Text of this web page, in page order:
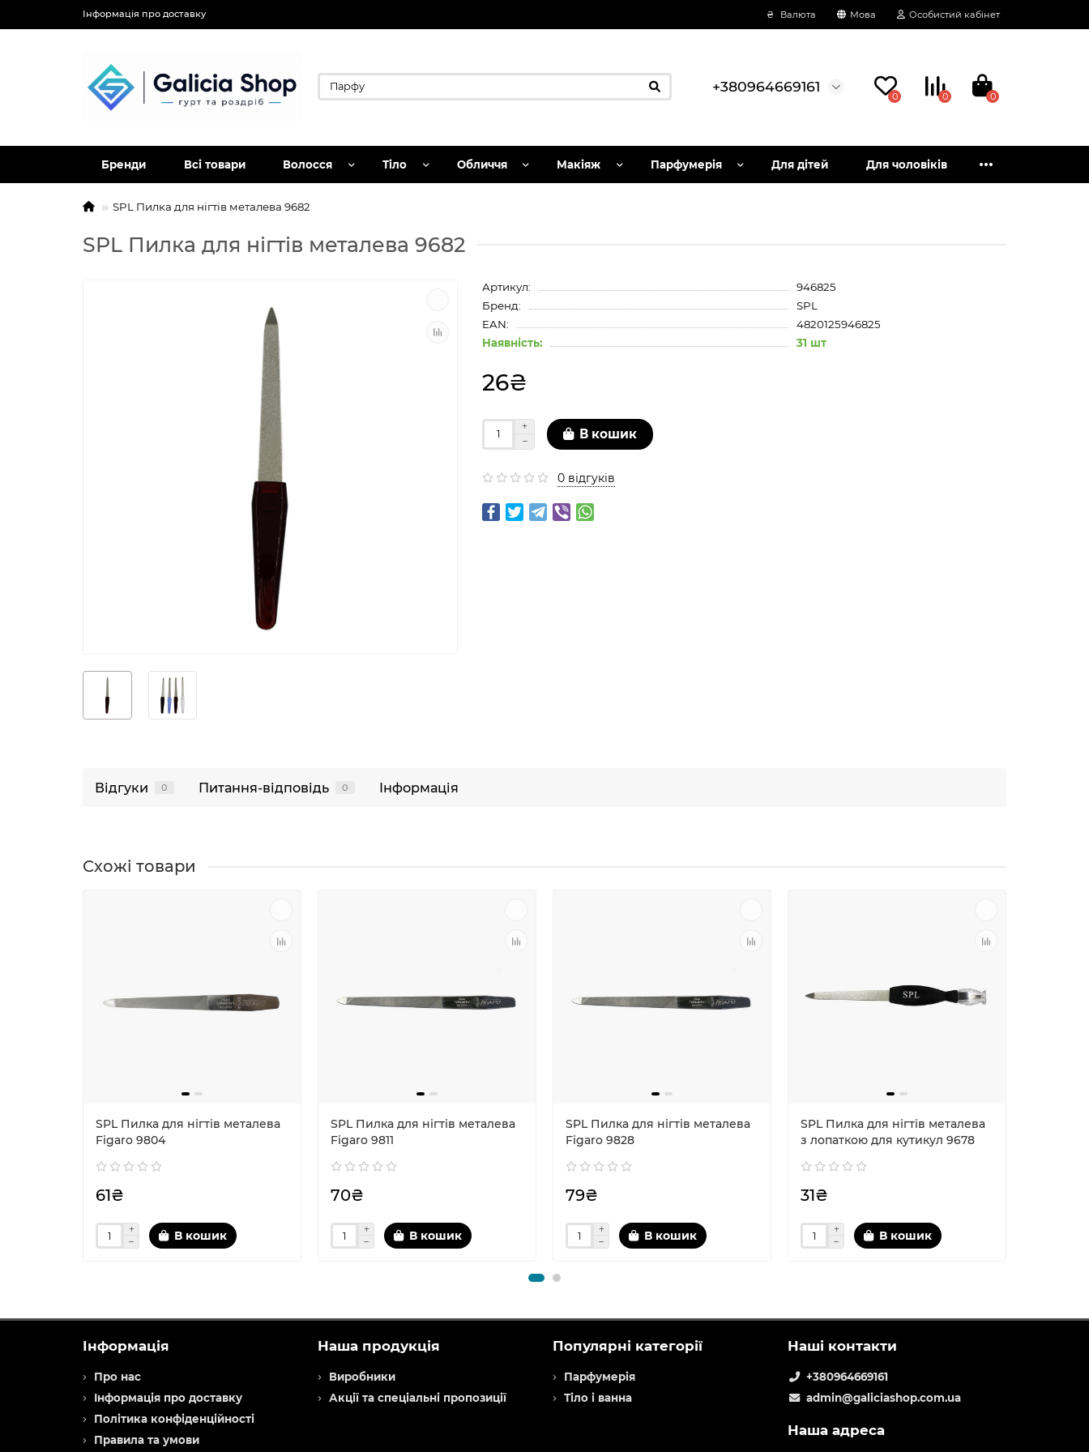
Інформація про доставку ₴ Валюта Мова Особистий кабінет
+380964669161
0 0 0
Бренди Всі товари Волосся Тіло Обличчя Макіяж Парфумерія Для дітей Для чоловіків
SPL Пилка для нігтів металева 9682
SPL Пилка для нігтів металева 9682
Артикул:
946825
Бренд:
SPL
EAN:
4820125946825
Наявність:
31 шт
26₴
В кошик
0 відгуків
Відгуки 0 Питання-відповідь 0 Інформація
Схожі товари
SPL Пилка для нігтів металева
Figaro 9804
61₴
В кошик
SPL Пилка для нігтів металева
Figaro 9811
70₴
В кошик
SPL Пилка для нігтів металева
Figaro 9828
79₴
В кошик
SPL Пилка для нігтів металева
з лопаткою для кутикул 9678
31₴
В кошик
Інформація
Про нас
Інформація про доставку
Політика конфіденційності
Правила та умови
Наша продукція
Виробники
Акції та спеціальні пропозиції
Популярні категорії
Парфумерія
Тіло і ванна
Наші контакти
+380964669161
admin@galiciashop.com.ua
Наша адреса